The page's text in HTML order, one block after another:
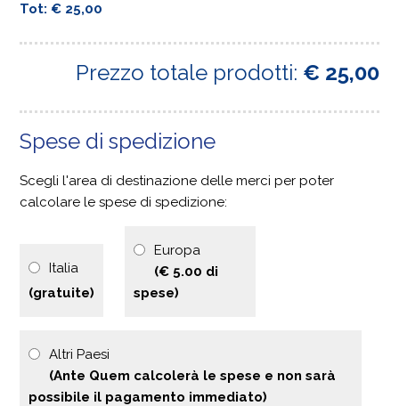
Tot: € 25,00
Prezzo totale prodotti: € 25,00
Spese di spedizione
Scegli l'area di destinazione delle merci per poter
calcolare le spese di spedizione:
Italia
(gratuite)
Europa
(€ 5.00 di
spese)
Altri Paesi
(Ante Quem calcolerà le spese e non sarà
possibile il pagamento immediato)